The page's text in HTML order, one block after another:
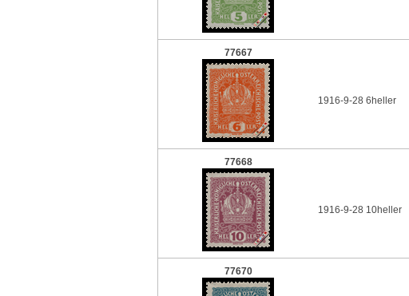
77667
1916-9-28 6heller
77668
1916-9-28 10heller
77670